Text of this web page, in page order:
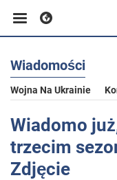
Biznes
Sport
Rozrywka
Wiadomości
Wojna Na Ukrainie
Wiadomo
trzecim
Zdjęcie